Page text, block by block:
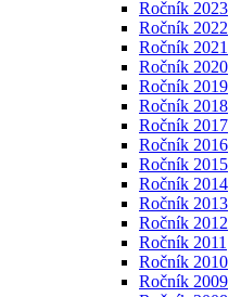
Ročník 2023
Ročník 2022
Ročník 2021
Ročník 2020
Ročník 2019
Ročník 2018
Ročník 2017
Ročník 2016
Ročník 2015
Ročník 2014
Ročník 2013
Ročník 2012
Ročník 2011
Ročník 2010
Ročník 2009